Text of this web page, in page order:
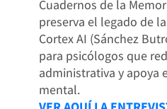
Cuadernos de la
preserva el legado de
Cortex AI (Sánchez
para psicólogos que
administrativa y apoya
mental.